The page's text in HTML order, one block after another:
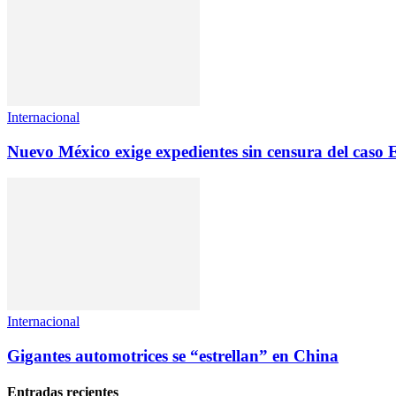
Internacional
Nuevo México exige expedientes sin censura del caso
Internacional
Gigantes automotrices se “estrellan” en China
Entradas recientes